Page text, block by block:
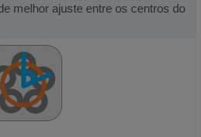
melhor ajuste entre os centros do